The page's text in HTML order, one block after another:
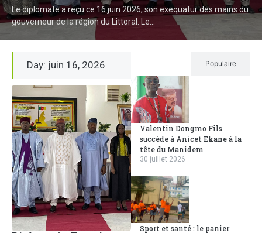
Le diplomate a reçu ce 16 juin 2026, son exequatur des mains du
gouverneur de la région du Littoral. Le...
Day: juin 16, 2026 Populaire
Valentin Dongmo Fils
succède à Anicet Ekane à la
tête du Manidem
30 juillet 2026
Sport et santé : le panier